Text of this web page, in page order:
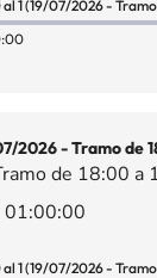
2026 - Tramo de
de 18:00 a
01:00:00